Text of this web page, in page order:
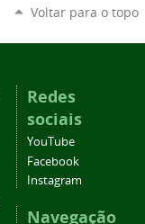
Voltar para o topo
Redes
sociais
YouTube
Facebook
Instagram
Navegação